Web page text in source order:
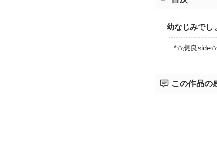
幼なじみでし
*✩想良
この作品の